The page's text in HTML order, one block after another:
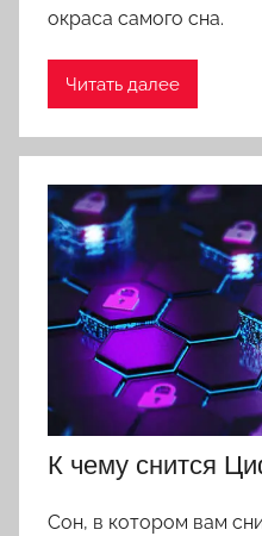
окраса самого сна.
Читать далее
К чему снится
Сон, в котором вам